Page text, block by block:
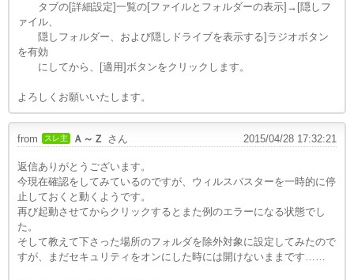
タブの[詳細設定]一覧の[ファイルとフォルダーの表示]→[隠しフ
ァイル、
隠しフォルダー、および隠しドライブを表示する]ラジオボタン
を有効
にしてから、[適用]ボタンをクリックします。
よろしくお願いいたします。
from スレ主 Ａ～Ｚ さん 2015/04/28 17:32:21
返信ありがとうございます。
今現在確認をしてみているのですが、ウィルスバスターを一時的に停
止しておくと動くようです。
再び起動させてからクリックするとまた例のエラーになる状態でし
た。
そして教えて下さった場所のフォルダを除外対象に設定してみたので
すが、まだセキュリティをオンにした時には開けないままです……